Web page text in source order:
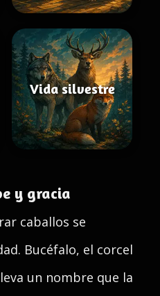
Vida silvestre
y gracia
caballos se
Bucéfalo, el corcel
un nombre que la